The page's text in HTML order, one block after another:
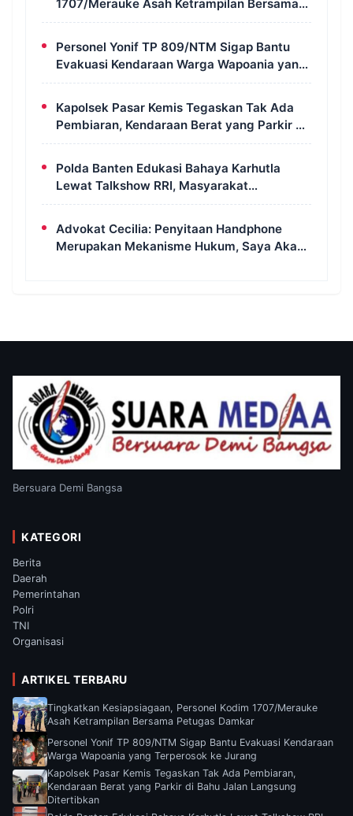
1707/Merauke Asah Ketrampilan Bersama
Petugas Damkar
Personel Yonif TP 809/NTM Sigap Bantu
Evakuasi Kendaraan Warga Wapoania yang
Terperosok ke Jurang
Kapolsek Pasar Kemis Tegaskan Tak Ada
Pembiaran, Kendaraan Berat yang Parkir di
Bahu Jalan Langsung Ditertibkan
Polda Banten Edukasi Bahaya Karhutla
Lewat Talkshow RRI, Masyarakat
Diingatkan Ancaman Pidana Pembakaran
Advokat Cecilia: Penyitaan Handphone
Merupakan Mekanisme Hukum, Saya Akan
Bersuara Demi Bangsa
KATEGORI
Berita
Daerah
Pemerintahan
Polri
TNI
Organisasi
ARTIKEL TERBARU
Tingkatkan Kesiapsiagaan, Personel Kodim 1707/Merauke
Asah Ketrampilan Bersama Petugas Damkar
Personel Yonif TP 809/NTM Sigap Bantu Evakuasi Kendaraan
Warga Wapoania yang Terperosok ke Jurang
Kapolsek Pasar Kemis Tegaskan Tak Ada Pembiaran,
Kendaraan Berat yang Parkir di Bahu Jalan Langsung
Ditertibkan